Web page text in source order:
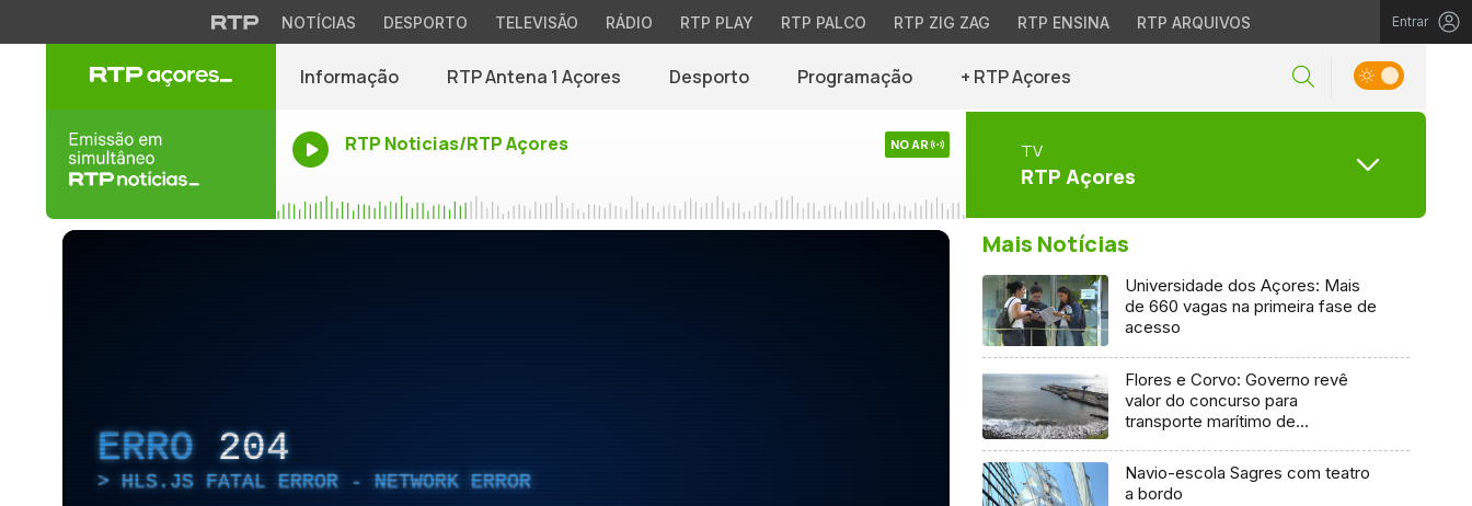
NOTÍCIAS DESPORTO TELEVISÃO RÁDIO RTP PLAY RTP PALCO RTP ZIG ZAG RTP ENSINA RTP ARQUIVOS Entrar
Informação RTP Antena 1 Açores Desporto Programação + RTP Açores
RTP Noticias/RTP Açores NO AR TV
RTP Açores
ERRO 204
HLS.JS FATAL ERROR - NETWORK ERROR
Mais Notícias
Universidade dos Açores: Mais
de 660 vagas na primeira fase de
acesso
Flores e Corvo: Governo revê
valor do concurso para
transporte marítimo de
Navio-escola Sagres com teatro
a bordo